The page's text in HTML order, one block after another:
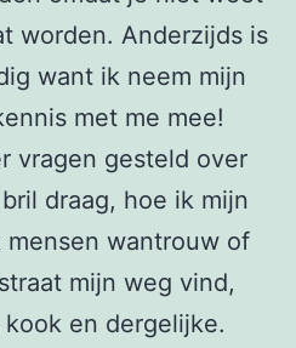
worden. Anderzijds is
want ik neem mijn
met me mee!
vragen gesteld over
draag, hoe ik mijn
wantrouw of
mijn weg vind,
en dergelijke.